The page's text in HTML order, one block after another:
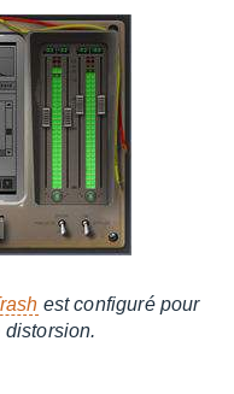
est confi­guré pour
distor­sion.